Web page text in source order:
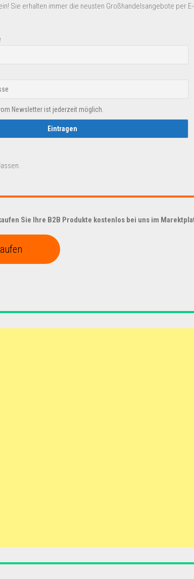
Sie erhalten immer die neusten Großhandelsangebote per
Newsletter ist jederzeit möglich.
Sie Ihre B2B Produkte kostenlos bei uns im